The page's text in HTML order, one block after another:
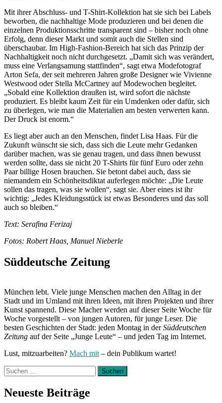
Mit ihrer Abschluss- und T-Shirt-Kollektion hat sie sich bei Labels
beworben, die nachhaltige Mode produzieren und bei denen die
einzelnen Produktionsschritte transparent sind – bisher noch ohne
Erfolg, denn dieser Markt und somit auch die Stellen sind
überschaubar. Im High-Fashion-Bereich hat sich das Prinzip der
Nachhaltigkeit noch nicht durchgesetzt. „Damit sich was verändert,
muss eine Verlangsamung stattfinden“, sagt etwa Modefotograf
Arton Sefa, der seit mehreren Jahren große Designer wie Vivienne
Westwood oder Stella McCartney auf Modewochen begleitet.
„Sobald eine Kollektion draußen ist, wird sofort die nächste
produziert. Es bleibt kaum Zeit für ein Umdenken oder dafür, sich
zu überlegen, wie man die Materialien am besten verwerten kann.
Der Druck ist enorm.“
Es liegt aber auch an den Menschen, findet Lisa Haas. Für die
Zukunft wünscht sie sich, dass sich die Leute mehr Gedanken
darüber machen, was sie genau tragen, und dass ihnen bewusst
werden sollte, dass sie nicht 20 T-Shirts für fünf Euro oder zehn
Paar billige Hosen brauchen. Sie betont dabei auch, dass sie
niemandem ein Schönheitsdiktat auferlegen möchte: „Die Leute
sollen das tragen, was sie wollen“, sagt sie. Aber eines ist ihr
wichtig: „Jedes Kleidungsstück ist etwas Besonderes und das soll
auch so bleiben.“
Text: Serafina Ferizaj
Fotos: Robert Haas, Manuel Nieberle
Süddeutsche Zeitung
München lebt. Viele junge Menschen machen den Alltag in der
Stadt und im Umland mit ihren Ideen, mit ihren Projekten und ihrer
Kunst spannend. Diese Macher werden auf dieser Seite Woche für
Woche vorgestellt – von jungen Autoren, für junge Leser. Die
besten Geschichten der Stadt: jeden Montag in derSüddeutschen
Zeitung auf der Seite „Junge Leute“ – und jeden Tag im Internet.
Lust, mitzuarbeiten? Mach mit – dein Publikum wartet!
Suchen
nach:
Neueste Beiträge